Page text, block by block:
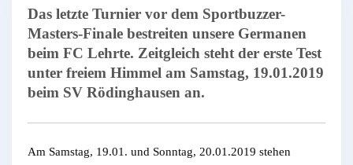
Das letzte Turnier vor dem Sportbuzzer-
Masters-Finale bestreiten unsere Germanen
beim FC Lehrte. Zeitgleich steht der erste Test
unter freiem Himmel am Samstag, 19.01.2019
beim SV Rödinghausen an.
Am Samstag, 19.01. und Sonntag, 20.01.2019 stehen